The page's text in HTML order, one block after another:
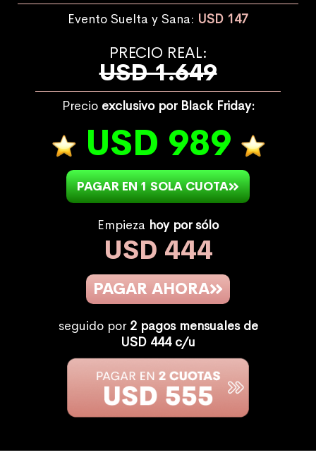
Evento Suelta y Sana: USD 147
PRECIO REAL:
USD 1.649
Precio exclusivo por Black Friday:
USD 989
PAGAR EN 1 SOLA CUOTA
Empieza hoy por sólo
USD 444
PAGAR AHORA
seguido por 2 pagos mensuales de
USD 444 c/u